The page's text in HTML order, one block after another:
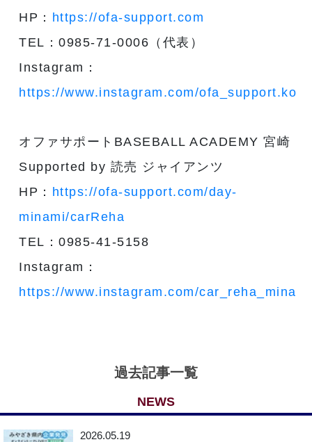
HP： https://ofa-support.com
TEL：0985-71-0006（代表）
Instagram：
https://www.instagram.com/
オファサポートBASEBALL ACADEMY 宮崎
Supported by 読売 ジャイアンツ
HP： https://ofa-support.com/day-
minami/carReha
TEL：0985-41-5158
Instagram：
https://www.instagram.com/car_reha_minami
過去記事一覧
NEWS
2026.05.19